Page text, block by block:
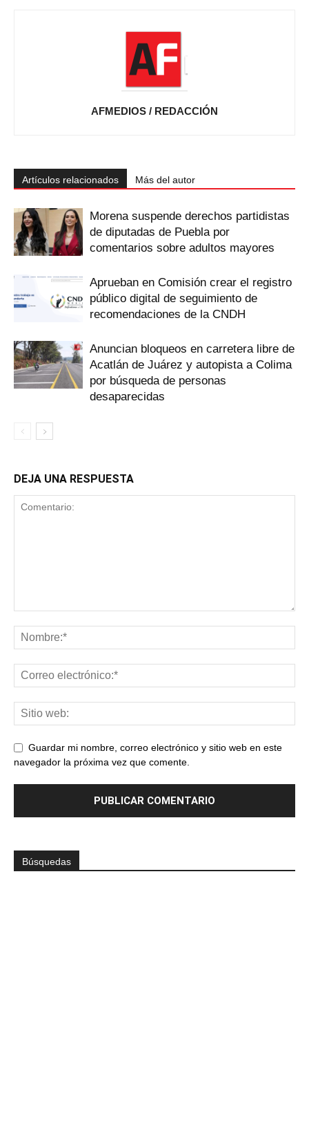
AFMEDIOS / REDACCIÓN
Artículos relacionados Más del autor
Morena suspende derechos partidistas
de diputadas de Puebla por
comentarios sobre adultos mayores
Aprueban en Comisión crear el registro
público digital de seguimiento de
recomendaciones de la CNDH
Anuncian bloqueos en carretera libre de
Acatlán de Juárez y autopista a Colima
por búsqueda de personas
desaparecidas
DEJA UNA RESPUESTA
Guardar mi nombre, correo electrónico y sitio web en este
navegador la próxima vez que comente.
Búsquedas